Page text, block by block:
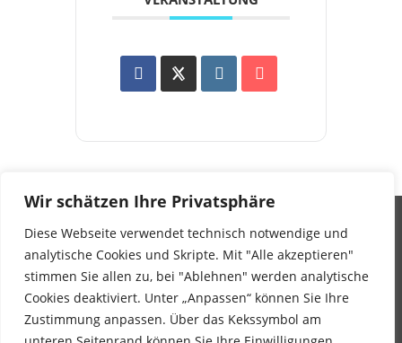
Wir schätzen Ihre Privatsphäre
Diese Webseite verwendet technisch notwendige und
analytische Cookies und Skripte. Mit "Alle akzeptieren"
stimmen Sie allen zu, bei "Ablehnen" werden analytische
Cookies deaktiviert. Unter „Anpassen“ können Sie Ihre
Zustimmung anpassen. Über das Kekssymbol am
Impressum
Datenschutz
Barrierefreiheitserklärung
Wir sind auf Facebook